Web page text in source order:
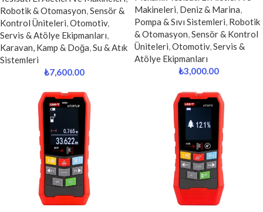
Robotik & Otomasyon,Sensör &
Kontrol Üniteleri,Otomotiv,
Servis & Atölye Ekipmanları,
Karavan, Kamp & Doğa,Su & Atık
Sistemleri
₺7,600.00
Makineleri, Deniz & Marina,
Pompa & Sıvı Sistemleri, Robotik
& Otomasyon,Sensör & Kontrol
Üniteleri,Otomotiv,Servis &
Atölye Ekipmanları
₺3,000.00